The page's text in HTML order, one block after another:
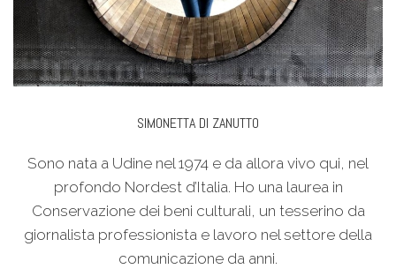
SIMONETTA DI ZANUTTO
Sono nata a Udine nel 1974 e da allora vivo qui, nel
profondo Nordest d’Italia. Ho una laurea in
Conservazione dei beni culturali, un tesserino da
giornalista professionista e lavoro nel settore della
comunicazione da anni.